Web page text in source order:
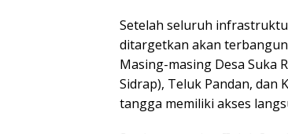
Setelah seluruh
ditargetkan akan
Masing-masing Desa Suka
Sidrap), Teluk Pandan, dan
tangga memiliki akses